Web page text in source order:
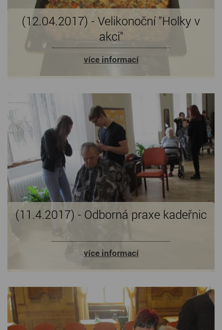
(12.04.2017) - Velikonoční "Holky v
akci"
více informací
(11.4.2017) - Odborná praxe kadeřnic
více informací